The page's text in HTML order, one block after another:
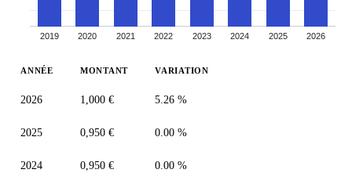
2019 2020 2021 2022 2023 2024 2025 2026
ANNÉE MONTANT VARIATION
2026 1,000 € 5.26 %
2025 0,950 € 0.00 %
2024 0,950 € 0.00 %